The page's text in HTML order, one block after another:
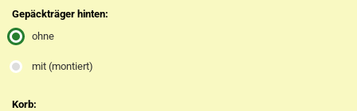
Gepäckträger hinten:
ohne
mit (montiert)
Korb: